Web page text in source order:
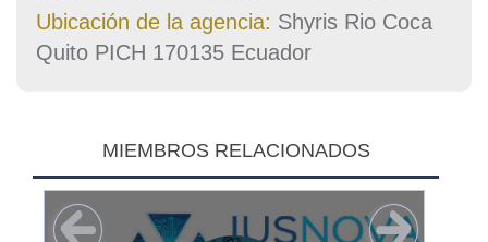
Ubicación de la agencia: Shyris Rio Coca
Quito PICH 170135 Ecuador
MIEMBROS RELACIONADOS